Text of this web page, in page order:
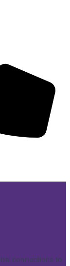
connections to